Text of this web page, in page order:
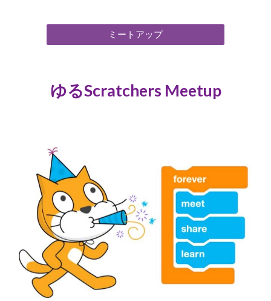
ミートアップ
ゆるScratchers Meetup